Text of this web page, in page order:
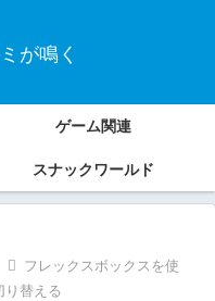
が鳴く
ゲーム関連
スナックワールド
フレックスボックスを使
り替える